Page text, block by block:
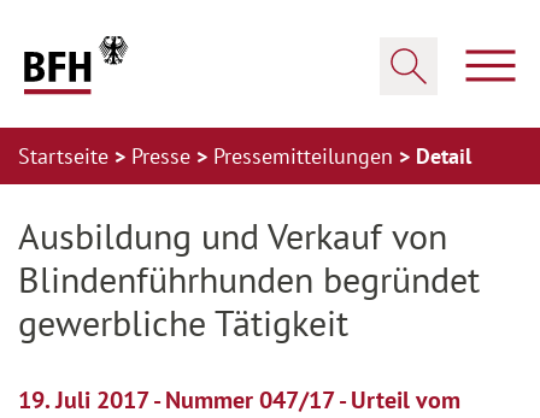
Startseite Presse Pressemitteilungen Detail
Ausbildung und Verkauf von
Blindenführhunden begründet
gewerbliche Tätigkeit
19. Juli 2017 - Nummer 047/17 - Urteil vom